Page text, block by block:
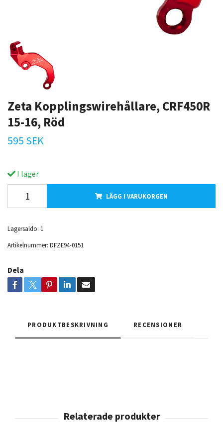
Zeta Kopplingswirehållare, CRF450R
15-16, Röd
595 SEK
I lager
LÄGG I VARUKORGEN
Lagersaldo: 1
Artikelnummer: DFZE94-0151
Dela
PRODUKTBESKRIVNING RECENSIONER